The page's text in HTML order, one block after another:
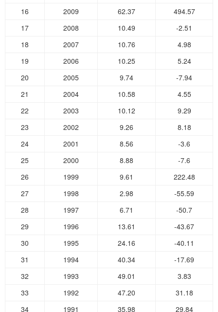
16
2009 62.37
494.57
17
2008 10.49
-2.51
18
2007 10.76
4.98
19
2006 10.25
5.24
20
2005 9.74
-7.94
21
2004 10.58
4.55
22
2003 10.12
9.29
23
2002 9.26
8.18
24
2001 8.56
-3.6
25
2000 8.88
-7.6
26
1999 9.61
222.48
27
1998 2.98
-55.59
28
1997 6.71
-50.7
29
1996 13.61
-43.67
30
1995 24.16
-40.11
31
1994 40.34
-17.69
32
1993 49.01
3.83
33
1992 47.20
31.18
34
1991 35.98 29.84